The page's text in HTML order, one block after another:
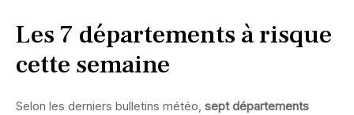
Les 7 départements à risque
cette semaine
Selon les derniers bulletins météo, sept départements